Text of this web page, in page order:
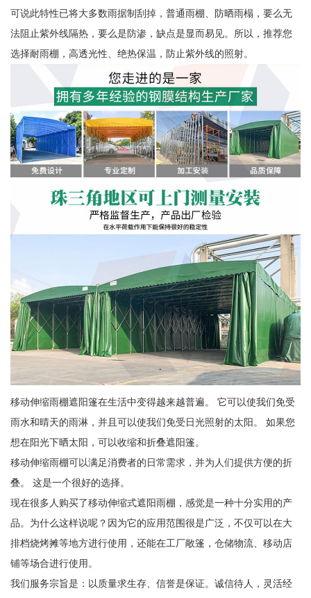
可说此特性已将大多数雨据制刮掉，普通雨棚、防晒雨榻，要么无
法阻止紫外线隔热，要么是防渗，缺点是显而易见。所以，推荐您
选择耐雨棚，高透光性、绝热保温，防止紫外线的照射。
移动伸缩雨棚遮阳篷在生活中变得越来越普遍。 它可以使我们免受
雨水和晴天的雨淋，并且可以使我们免受日光照射的太阳。 如果您
想在阳光下晒太阳，可以收缩和折叠遮阳篷。
移动伸缩雨棚可以满足消费者的日常需求，并为人们提供方便的折
叠。 这是一个很好的选择。
现在很多人购买了移动伸缩式遮阳雨棚，感觉是一种十分实用的产
品。为什么这样说呢？因为它的应用范围很是广泛，不仅可以在大
排档烧烤摊等地方进行使用，还能在工厂敞篷，仓储物流、移动店
铺等场合进行使用。
我们服务宗旨是：以质量求生存、信誉是保证。诚信待人，灵活经